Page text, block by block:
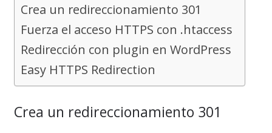
Crea un redireccionamiento 301
Fuerza el acceso HTTPS con .htaccess
Redirección con plugin en WordPress
Easy HTTPS Redirection
Crea un redireccionamiento 301